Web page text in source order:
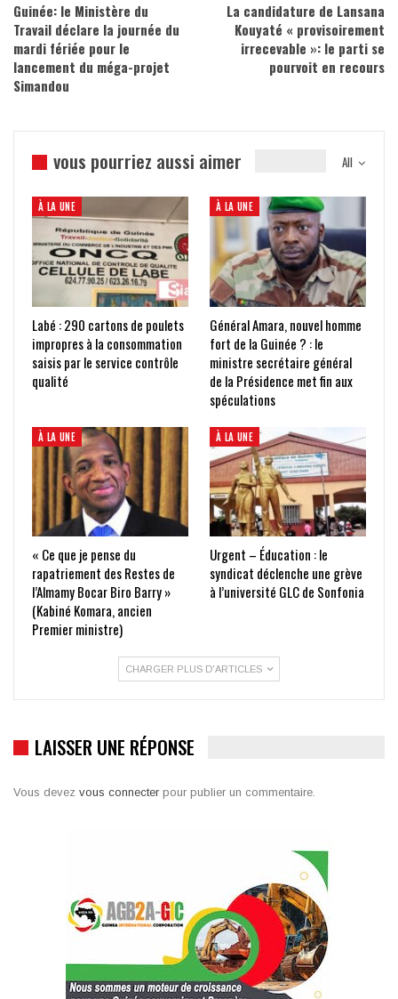
Guinée: le Ministère du
Travail déclare la journée du
mardi fériée pour le
lancement du méga-projet
Simandou
La candidature de Lansana
Kouyaté « provisoirement
irrecevable »: le parti se
pourvoit en recours
All
vous pourriez aussi aimer
À LA UNE
Labé : 290 cartons de poulets
impropres à la consommation
saisis par le service contrôle
qualité
À LA UNE
Général Amara, nouvel homme
fort de la Guinée ? : le
ministre secrétaire général
de la Présidence met fin aux
spéculations
À LA UNE
« Ce que je pense du
rapatriement des Restes de
l’Almamy Bocar Biro Barry »
(Kabiné Komara, ancien
Premier ministre)
À LA UNE
Urgent – Éducation : le
syndicat déclenche une grève
à l’université GLC de Sonfonia
CHARGER PLUS D'ARTICLES
LAISSER UNE RÉPONSE
Vous devez vous connecter pour publier un commentaire.